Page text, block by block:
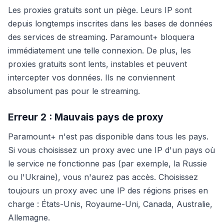
Les proxies gratuits sont un piège. Leurs IP sont
depuis longtemps inscrites dans les bases de données
des services de streaming. Paramount+ bloquera
immédiatement une telle connexion. De plus, les
proxies gratuits sont lents, instables et peuvent
intercepter vos données. Ils ne conviennent
absolument pas pour le streaming.
Erreur 2 : Mauvais pays de proxy
Paramount+ n'est pas disponible dans tous les pays.
Si vous choisissez un proxy avec une IP d'un pays où
le service ne fonctionne pas (par exemple, la Russie
ou l'Ukraine), vous n'aurez pas accès. Choisissez
toujours un proxy avec une IP des régions prises en
charge : États-Unis, Royaume-Uni, Canada, Australie,
Allemagne.